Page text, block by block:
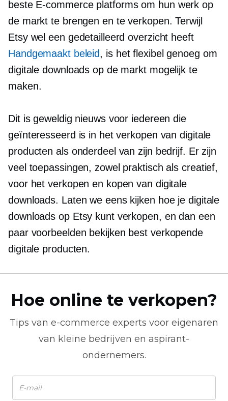
beste E-commerceplatforms om hun werk op
de markt te brengen en te verkopen. Terwijl
Etsy wel een gedetailleerd overzicht heeft
Handgemaakt beleid, is het flexibel genoeg om
digitale downloads op de markt mogelijk te
maken.
Dit is geweldig nieuws voor iedereen die
geïnteresseerd is in het verkopen van digitale
producten als onderdeel van zijn bedrijf. Er zijn
veel toepassingen, zowel praktisch als creatief,
voor het verkopen en kopen van digitale
downloads. Laten we eens kijken hoe je digitale
downloads op Etsy kunt verkopen, en dan een
paar voorbeelden bekijken best verkopende
digitale producten.
Hoe online te verkopen?
Tips van e-commerce experts voor eigenaren
van kleine bedrijven en aspirant-
ondernemers.